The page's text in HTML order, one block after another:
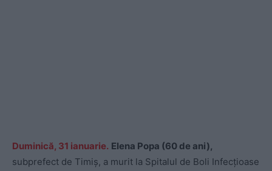
Duminică, 31 ianuarie. Elena Popa (60 de ani),
subprefect de Timiș, a murit la Spitalul de Boli Infecțioase